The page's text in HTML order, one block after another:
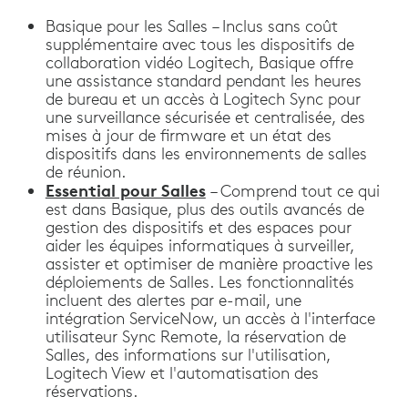
Basique pour les Salles – Inclus sans coût
supplémentaire avec tous les dispositifs de
collaboration vidéo Logitech, Basique offre
une assistance standard pendant les heures
de bureau et un accès à Logitech Sync pour
une surveillance sécurisée et centralisée, des
mises à jour de firmware et un état des
dispositifs dans les environnements de salles
de réunion.
Essential pour Salles– Comprend tout ce qui
est dans Basique, plus des outils avancés de
gestion des dispositifs et des espaces pour
aider les équipes informatiques à surveiller,
assister et optimiser de manière proactive les
déploiements de Salles. Les fonctionnalités
incluent des alertes par e-mail, une
intégration ServiceNow, un accès à l'interface
utilisateur Sync Remote, la réservation de
Salles, des informations sur l'utilisation,
Logitech View et l'automatisation des
réservations.